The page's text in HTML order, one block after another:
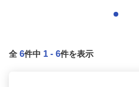
全 6件中 1 - 6件を表示